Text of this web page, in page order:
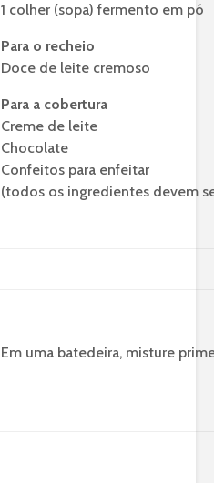
1 colher (sopa) fermento em pó
Para o recheio
Doce de leite cremoso
Para a cobertura
Creme de leite
Chocolate
Confeitos para enfeitar
(todos os ingredientes devem
Em uma batedeira, misture